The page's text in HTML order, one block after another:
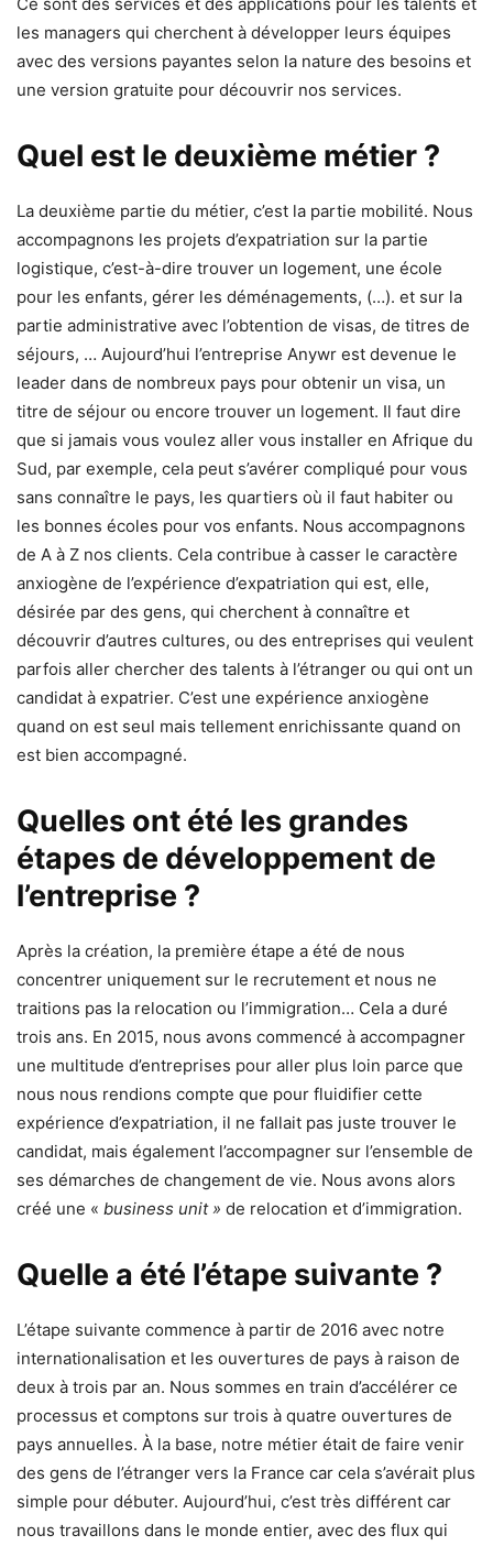
les managers qui cherchent à développer leurs équipes
avec des versions payantes selon la nature des besoins et
une version gratuite pour découvrir nos services.
Quel est le deuxième métier ?
La deuxième partie du métier, c’est la partie mobilité. Nous
accompagnons les projets d’expatriation sur la partie
logistique, c’est-à-dire trouver un logement, une école
pour les enfants, gérer les déménagements, (…). et sur la
partie administrative avec l’obtention de visas, de titres de
séjours, … Aujourd’hui l’entreprise Anywr est devenue le
leader dans de nombreux pays pour obtenir un visa, un
titre de séjour ou encore trouver un logement. Il faut dire
que si jamais vous voulez aller vous installer en Afrique du
Sud, par exemple, cela peut s’avérer compliqué pour vous
sans connaître le pays, les quartiers où il faut habiter ou
les bonnes écoles pour vos enfants. Nous accompagnons
de A à Z nos clients. Cela contribue à casser le caractère
anxiogène de l’expérience d’expatriation qui est, elle,
désirée par des gens, qui cherchent à connaître et
découvrir d’autres cultures, ou des entreprises qui veulent
parfois aller chercher des talents à l’étranger ou qui ont un
candidat à expatrier. C’est une expérience anxiogène
quand on est seul mais tellement enrichissante quand on
est bien accompagné.
Quelles ont été les grandes
étapes de développement de
l’entreprise ?
Après la création, la première étape a été de nous
concentrer uniquement sur le recrutement et nous ne
traitions pas la relocation ou l’immigration… Cela a duré
trois ans. En 2015, nous avons commencé à accompagner
une multitude d’entreprises pour aller plus loin parce que
nous nous rendions compte que pour fluidifier cette
expérience d’expatriation, il ne fallait pas juste trouver le
candidat, mais également l’accompagner sur l’ensemble de
ses démarches de changement de vie. Nous avons alors
créé une « business unit » de relocation et d’immigration.
Quelle a été l’étape suivante ?
L’étape suivante commence à partir de 2016 avec notre
internationalisation et les ouvertures de pays à raison de
deux à trois par an. Nous sommes en train d’accélérer ce
processus et comptons sur trois à quatre ouvertures de
pays annuelles. À la base, notre métier était de faire venir
des gens de l’étranger vers la France car cela s’avérait plus
simple pour débuter. Aujourd’hui, c’est très différent car
nous travaillons dans le monde entier, avec des flux qui